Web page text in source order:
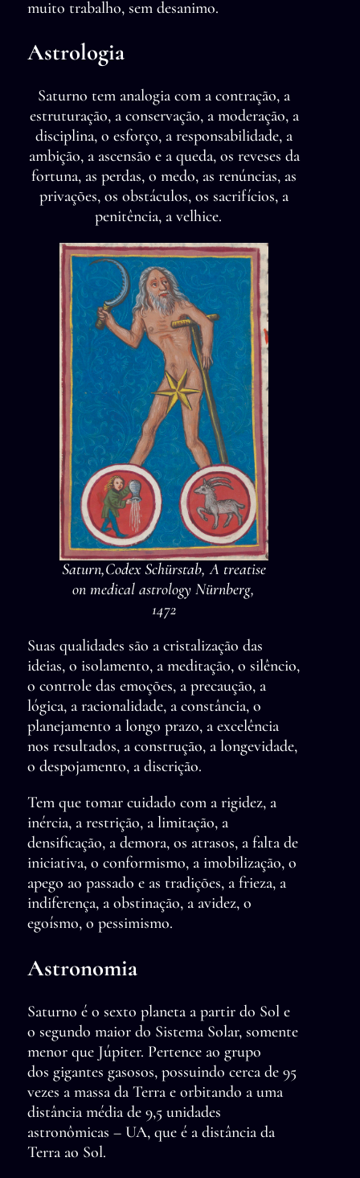
muito trabalho, sem desanimo.
Astrologia
Saturno tem analogia com a contração, a
estruturação, a conservação, a moderação, a
disciplina, o esforço, a responsabilidade, a
ambição, a ascensão e a queda, os reveses da
fortuna, as perdas, o medo, as renúncias, as
privações, os obstáculos, os sacrifícios, a
penitência, a velhice.
Saturn,Codex Schürstab, A treatise
on medical astrology Nürnberg,
1472
Suas qualidades são a cristalização das
ideias, o isolamento, a meditação, o silêncio,
o controle das emoções, a precaução, a
lógica, a racionalidade, a constância, o
planejamento a longo prazo, a excelência
nos resultados, a construção, a longevidade,
o despojamento, a discrição.
Tem que tomar cuidado com a rigidez, a
inércia, a restrição, a limitação, a
densificação, a demora, os atrasos, a falta de
iniciativa, o conformismo, a imobilização, o
apego ao passado e as tradições, a frieza, a
indiferença, a obstinação, a avidez, o
egoísmo, o pessimismo.
Astronomia
Saturno é o sexto planeta a partir do Sol e
o segundo maior do Sistema Solar, somente
menor que Júpiter. Pertence ao grupo
dos gigantes gasosos, possuindo cerca de 95
vezes a massa da Terra e orbitando a uma
distância média de 9,5 unidades
astronômicas – UA, que é a distância da
Terra ao Sol.